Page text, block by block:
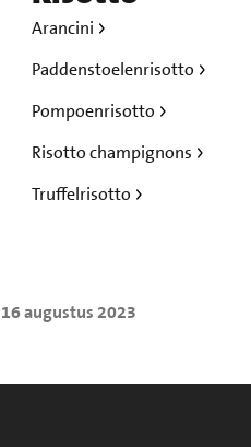
Arancini
Paddenstoelenrisotto
Pompoenrisotto
Risotto champignons
Truffelrisotto
augustus 2023